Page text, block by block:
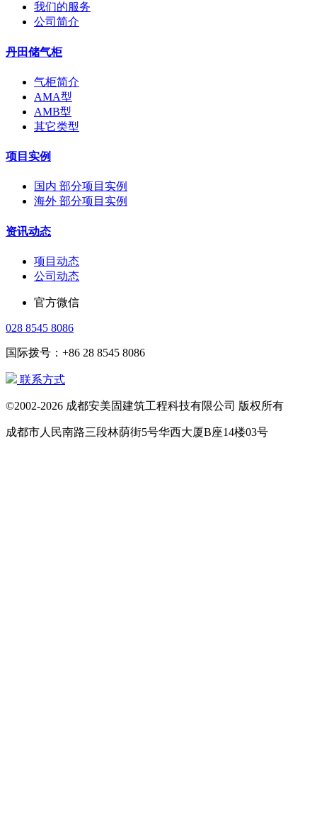
我们的服务
公司简介
丹田储气柜
气柜简介
AMA型
AMB型
其它类型
项目实例
国内 部分项目实例
海外 部分项目实例
资讯动态
项目动态
公司动态
官方微信
028 8545 8086
国际拨号：+86 28 8545 8086
联系方式
©2002-2026 成都安美固建筑工程科技有限公司 版权所有
成都市人民南路三段林荫街5号华西大厦B座14楼03号